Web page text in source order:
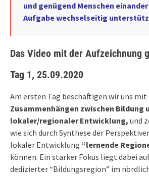
und genügend Menschen
Aufgabe wechselseitig
Das Video mit der Aufzeichnung
Tag 1, 25.09.2020
Am ersten Tag beschäftigen wir uns mit
Zusammenhängen zwischen Bildung
lokaler/regionaler Entwicklung, und
wie sich durch Synthese der
lokaler Entwicklung “lernende
können. Ein starker Fokus liegt dabei
dedizierter “Bildungsregion” im